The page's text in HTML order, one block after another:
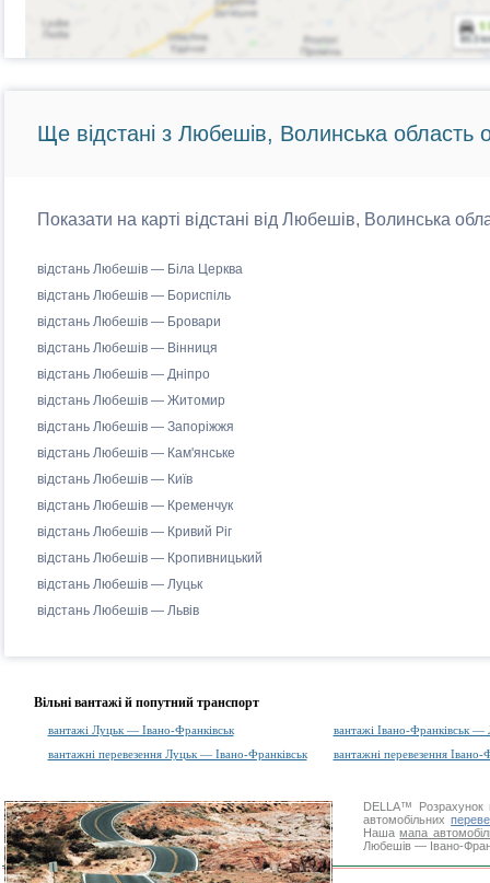
Ще відстані з Любешів, Волинська область
Показати на карті відстані від Любешів, Волинська
відстань Любешів — Біла Церква
відстань Любешів — Бориспіль
відстань Любешів — Бровари
відстань Любешів — Вінниця
відстань Любешів — Дніпро
відстань Любешів — Житомир
відстань Любешів — Запоріжжя
відстань Любешів — Кам'янське
відстань Любешів — Київ
відстань Любешів — Кременчук
відстань Любешів — Кривий Ріг
відстань Любешів — Кропивницький
відстань Любешів — Луцьк
відстань Любешів — Львів
Вільні вантажі й попутний транспорт
вантажі Луцьк — Івано-Франківськ
вантажі Івано-Франківськ —
вантажні перевезення Луцьк — Івано-Франківськ
вантажні перевезення
DELLA™
Розрахунок
автомобільних
Нашамапа
Любешів — Івано-